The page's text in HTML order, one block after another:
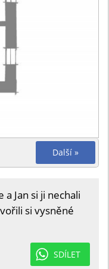
Další »
Jan si ji nechali
si vysněné
SDÍLET